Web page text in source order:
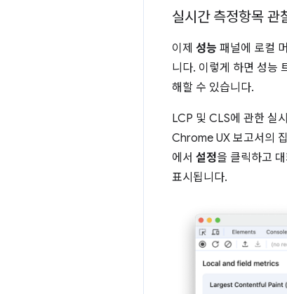
실시간 측정항목 관
이제 성능 패널에 로컬
니다. 이렇게 하면 성능
해할 수 있습니다.
LCP 및 CLS에 관한 실
Chrome UX 보고서의
에서 설정을 클릭하고
표시됩니다.